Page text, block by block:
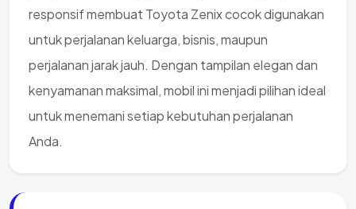
responsif membuat Toyota Zenix cocok digunakan
untuk perjalanan keluarga, bisnis, maupun
perjalanan jarak jauh. Dengan tampilan elegan dan
kenyamanan maksimal, mobil ini menjadi pilihan ideal
untuk menemani setiap kebutuhan perjalanan
Anda.